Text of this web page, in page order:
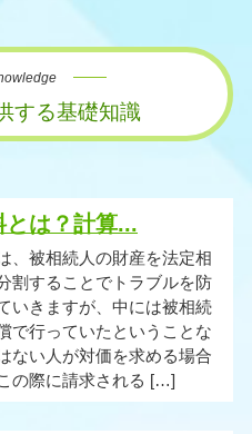
する基礎知識
とは？計算...
、被相続人の財産を法定相
割することでトラブルを防
いきますが、中には被相続
で行っていたということな
ない人が対価を求める場合
の際に請求される […]